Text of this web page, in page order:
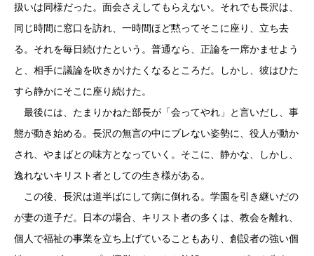
扱いは同様だった。面会さえしてもらえない。それでも長沢は、
同じ時間に窓口を訪れ、一時間ほど黙ってそこに座り、立ち去
る。それを毎日続けたという。普通なら、正論を一席かませよう
と、相手に議論を吹きかけたくなるところだ。しかし、彼はひた
すら静かにそこに座り続けた。
最後には、たまりかねた部長が「会ってやれ」と言いだし、事
態が動き始める。長沢の無言の中にブレない姿勢に、役人が動か
され、やまばとの味方となっていく。そこに、静かな、しかし、
逸れないキリスト者としての生き様がある。
この後、長沢は道半ばにして病に倒れる。学園を引き継いだの
が妻の道子だ。日本の場合、キリスト者の多くは、教会を離れ、
個人で福祉の事業を立ち上げていることもあり、創設者の強い個